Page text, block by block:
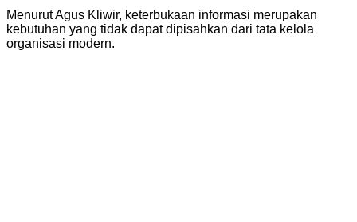
Menurut Agus Kliwir, keterbukaan informasi merupakan
kebutuhan yang tidak dapat dipisahkan dari tata kelola
organisasi modern.